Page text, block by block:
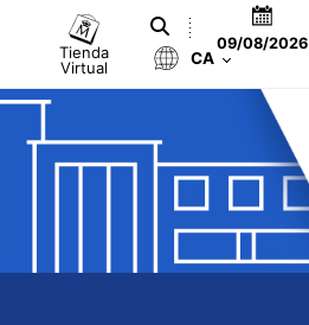
Tienda
Virtual
09/08/2026
CA